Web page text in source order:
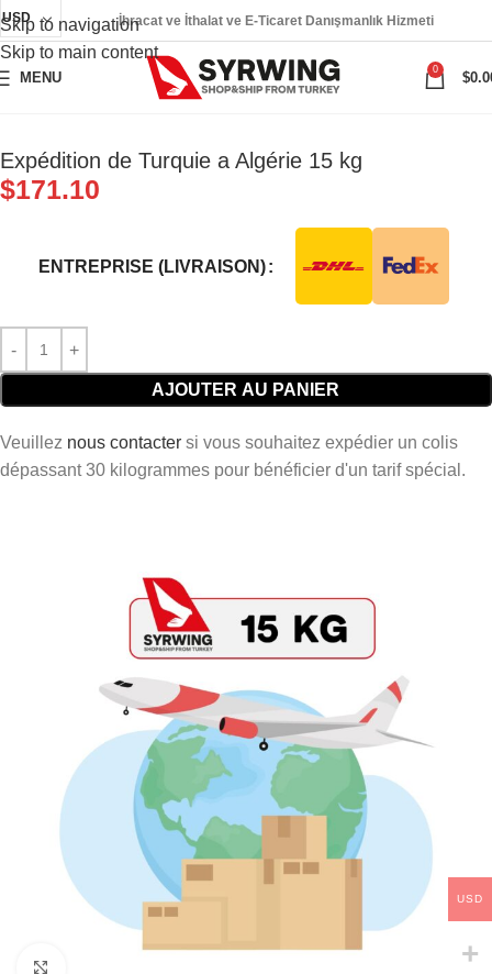
Skip to navigation
Skip to main content
USD İhracat ve İthalat ve E-Ticaret Danışmanlık Hizmeti
MENU
0
$
Expédition de Turquie a Algérie 15 kg
$171.10
ENTREPRISE (LIVRAISON)
AJOUTER AU PANIER
Veuillez nous contacter si vous souhaitez expédier un colis
dépassant 30 kilogrammes pour bénéficier d'un tarif spécial.
USD